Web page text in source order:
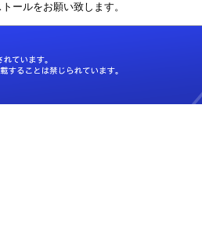
ールをお願い致します。